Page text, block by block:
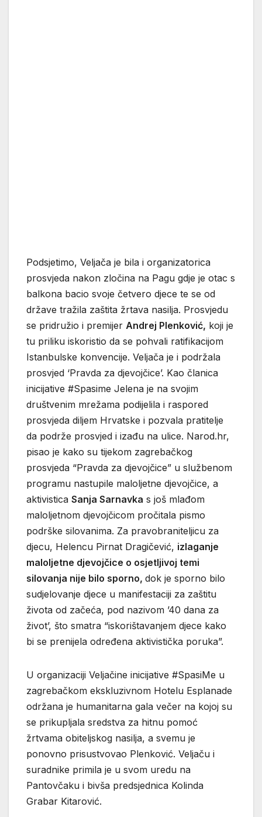
Podsjetimo, Veljača je bila i organizatorica
prosvjeda nakon zločina na Pagu gdje je otac s
balkona bacio svoje četvero djece te se od
države tražila zaštita žrtava nasilja. Prosvjedu
se pridružio i premijer Andrej Plenković, koji je
tu priliku iskoristio da se pohvali ratifikacijom
Istanbulske konvencije. Veljača je i podržala
prosvjed ‘Pravda za djevojčice’. Kao članica
inicijative #Spasime Jelena je na svojim
društvenim mrežama podijelila i raspored
prosvjeda diljem Hrvatske i pozvala pratitelje
da podrže prosvjed i izađu na ulice. Narod.hr,
pisao je kako su tijekom zagrebačkog
prosvjeda “Pravda za djevojčice” u službenom
programu nastupile maloljetne djevojčice, a
aktivistica Sanja Sarnavka s još mlađom
maloljetnom djevojčicom pročitala pismo
podrške silovanima. Za pravobraniteljicu za
djecu, Helencu Pirnat Dragičević, izlaganje
maloljetne djevojčice o osjetljivoj temi
silovanja nije bilo sporno, dok je sporno bilo
sudjelovanje djece u manifestaciji za zaštitu
života od začeća, pod nazivom ’40 dana za
život’, što smatra “iskorištavanjem djece kako
bi se prenijela određena aktivistička poruka”.
U organizaciji Veljačine inicijative #SpasiMe u
zagrebačkom ekskluzivnom Hotelu Esplanade
održana je humanitarna gala večer na kojoj su
se prikupljala sredstva za hitnu pomoć
žrtvama obiteljskog nasilja, a svemu je
ponovno prisustvovao Plenković. Veljaču i
suradnike primila je u svom uredu na
Pantovčaku i bivša predsjednica Kolinda
Grabar Kitarović.